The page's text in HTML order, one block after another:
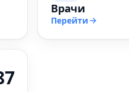
Врачи
Перейти